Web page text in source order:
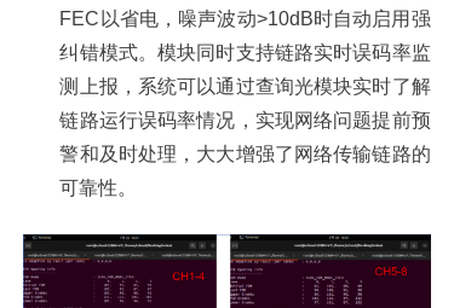
FEC以省电，噪声波动>10dB时自动启用强
纠错模式。模块同时支持链路实时误码率监
测上报，系统可以通过查询光模块实时了解
链路运行误码率情况，实现网络问题提前预
警和及时处理，大大增强了网络传输链路的
可靠性。